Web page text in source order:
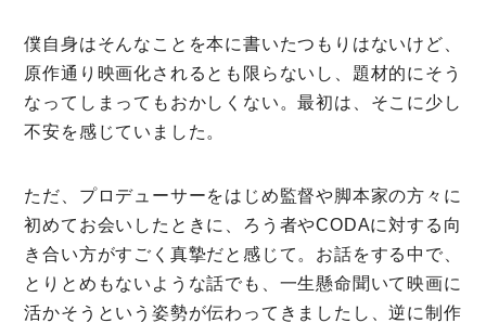
僕自身はそんなことを本に書いたつもりはないけど、
原作通り映画化されるとも限らないし、題材的にそう
なってしまってもおかしくない。最初は、そこに少し
不安を感じていました。
ただ、プロデューサーをはじめ監督や脚本家の方々に
初めてお会いしたときに、ろう者やCODAに対する向
き合い方がすごく真摯だと感じて。お話をする中で、
とりとめもないような話でも、一生懸命聞いて映画に
活かそうという姿勢が伝わってきましたし、逆に制作